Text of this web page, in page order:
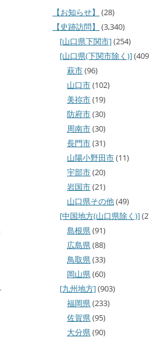
【お知らせ】
(28)
【史跡訪問】
(3,340)
[山口県下関市](254)
[山口県(下関市除く)]
萩市(96)
山口市(102)
美祢市(19)
防府市(30)
周南市(30)
長門市(31)
山陽小野田市(11)
宇部市(20)
岩国市(21)
山口県その他(49)
[中国地方(山口県除く)]
島根県(91)
広島県(88)
鳥取県(33)
岡山県(60)
[九州地方](903)
福岡県(233)
佐賀県(95)
大分県(90)